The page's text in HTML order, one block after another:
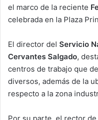
el marco de la reciente
celebrada en la Plaza
El director del Servicio
Cervantes Salgado,
centros de trabajo que
diversos, además de la
respecto a la zona